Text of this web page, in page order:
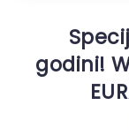
godini!